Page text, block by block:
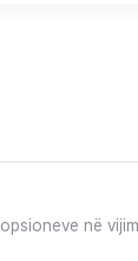
në vijim